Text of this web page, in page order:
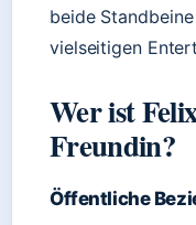
beide
vielseitigen
Wer ist
Freundin?
Öffentliche